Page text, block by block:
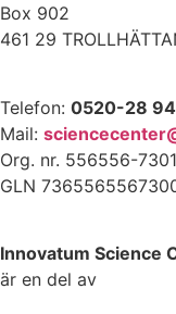
Box 902
461 29
Telefon: 0520-28
Mail:
Org. nr. 556556-7301
GLN
Innovatum Science
är en del av